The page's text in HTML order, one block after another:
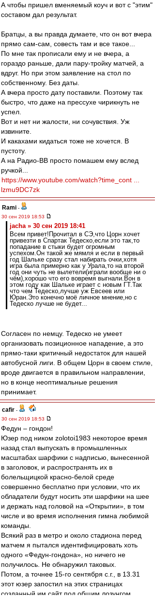
А чтобы пришел вменяемый коуч и вот с "этим"
составом дал результат.
Братцы, а вы правда думаете, что он вот вчера
прямо сам-сам, совесть там и все такое...
По мне так прописали ему и не вчера, а
гораздо раньше, дали пару-тройку матчей, а
вдруг. Но при этом заявление на стол по
собственному. Без даты.
А вчера просто дату поставили. Поэтому так
быстро, что даже на прессухе чирикнуть не
успел.
Вот и нет ни жалости, ни сочувствия. Уж
извините.
И какахами кидаться тоже не хочется. В
пустоту.
А на Радио-ВВ просто помашем ему вслед
ручкой...
https://www.youtube.com/watch?time_cont ...
lzmu9DC7zk
Rami -
30 сен 2019 18:53
jacha » 30 сен 2019 18:41
Всем привет!Прочитал в СЭ,что Цорн хочет
привезти в Спартак Тедеско,если это так,то
попадание в стыки будет огромным
успехом.Он такой же мямля и если в первый
год Шальке сразу стал набирать очки,хотя
игра была примерно как у Урала,то на второй
год они чуть не вылетели(играли вообще ни о
чём),хорошо что его вовремя выгнали.Вон в
этом году как Шальке играет с новым ГТ.Так
что чем Тедеско,лучше уж Евсеев или
Юран.Это конечно моё личное мнение,но с
Тедеско лучше не будет...
Согласен по немцу. Тедеско не умеет
организовать позиционное нападение, а это
прямо-таки критичный недостаток для нашей
автобусной лиги. В общем Цорн в своем стиле,
вроде двигается в правильном направлении,
но в конце неоптимальные решения
принимает.
cafir -
30 сен 2019 18:53
Федун – гондон!
Юзер под ником zolotoi1983 некоторое время
назад стал выпускать в промышленных
масштабах шарфики с надписью, вынесенной
в заголовок, и распространять их в
болельщицкой красно-белой среде
совершенно бесплатно при условии, что их
обладатели будут носить эти шарфики на шее
и держать над головой на «Открытии», в том
числе и во время исполнения гимна любимой
команды.
Всякий раз в метро и около стадиона перед
матчем я пытался идентифицировать хоть
одного «Федун-гондона», но ничего не
получилось. Не обнаружил таковых.
Потом, а точнее 15-го сентября с.г., в 13.31
этот юзер запостил на этих страницах
созданный им сайт под общим лозунгом